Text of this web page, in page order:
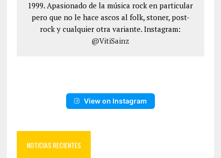
1999. Apasionado de la música rock en particular
pero que no le hace ascos al folk, stoner, post-
rock y cualquier otra variante. Instagram:
@VitiSainz
View on Instagram
NOTICIAS RECIENTES